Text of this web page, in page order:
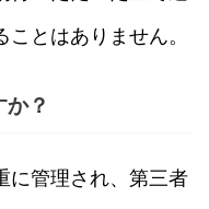
とはありません。
？
に管理され、第三者